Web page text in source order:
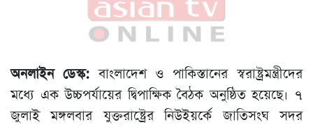
অনলাইন ডেস্ক:বাংলাদেশ ও পাকিস্তানের স্বরাষ্ট্রমন্ত্রীদের
মধ্যে এক উচ্চপর্যায়ের দ্বিপাক্ষিক বৈঠক অনুষ্ঠিত হয়েছে। ৭
জুলাই মঙ্গলবার যুক্তরাষ্ট্রের নিউইয়র্কে জাতিসংঘ সদর